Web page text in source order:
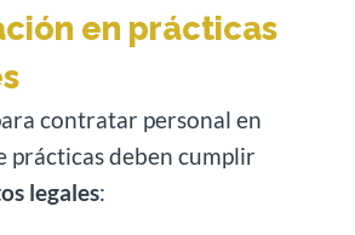
en prácticas
contratar personal en
prácticas deben cumplir
legales: